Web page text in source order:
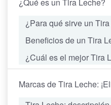
¿Para qué sirve un
Beneficios de un Tira
¿Cuál es el mejor Tira
Marcas de Tira Leche: